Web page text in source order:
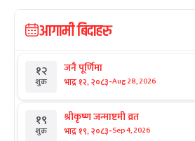
आगामी बिदाहरु
१२
शुक्र
जनै पूर्णिमा
भाद्र १२, २०८३-Aug 28, 2026
१९
शुक्र
श्रीकृष्ण जन्माष्टमी व्रत
भाद्र १९, २०८३-Sep 4, 2026